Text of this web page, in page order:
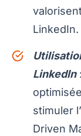
LinkedIn.
LinkedIn
stimuler
Driven